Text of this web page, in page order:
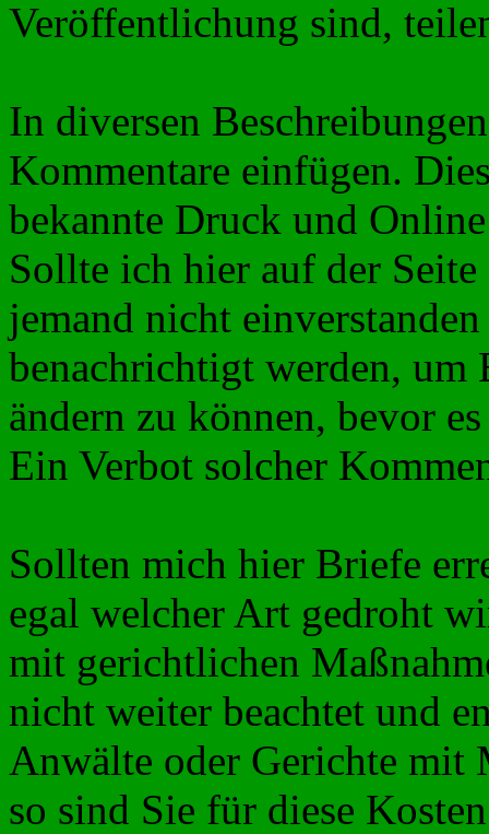
Veröffentlichung sind,
In diversen
Kommentare einfügen.
bekannte Druck und
Sollte ich hier auf der
jemand nicht
benachrichtigt werden,
ändern zu können, bevor
Ein Verbot solcher
Sollten mich hier Briefe
egal welcher Art gedroht
mit gerichtlichen
nicht weiter beachtet und
Anwälte oder Gerichte mit
so sind Sie für diese